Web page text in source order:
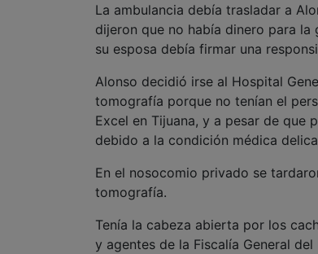
La ambulancia debía trasladar a
dijeron que no había dinero para
su esposa debía firmar una
Alonso decidió irse al Hospital
tomografía porque no tenían el
Excel en Tijuana, y a pesar de que
debido a la condición médica
En el nosocomio privado se
tomografía.
Tenía la cabeza abierta por los
y agentes de la Fiscalía General